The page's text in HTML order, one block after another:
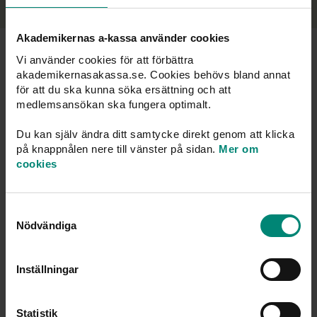
Akademikernas a-kassa använder cookies
Vi använder cookies för att förbättra
akademikernasakassa.se. Cookies behövs bland annat
för att du ska kunna söka ersättning och att
medlemsansökan ska fungera optimalt.
Du kan själv ändra ditt samtycke direkt genom att klicka
på knappnålen nere till vänster på sidan. Mer om
cookies
Nödvändiga
Inställningar
Statistik
Vanliga frågor och svar
Jag är klar med mina studier och vill söka a-kassa.
Vilka villkor måste man uppfylla för att få a-kassa?
Jag har en provanställning och trivs inte